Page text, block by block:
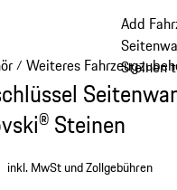
Add
Steinen
/ Weiteres
Steinen
inkl. MwSt und Zollgebühren